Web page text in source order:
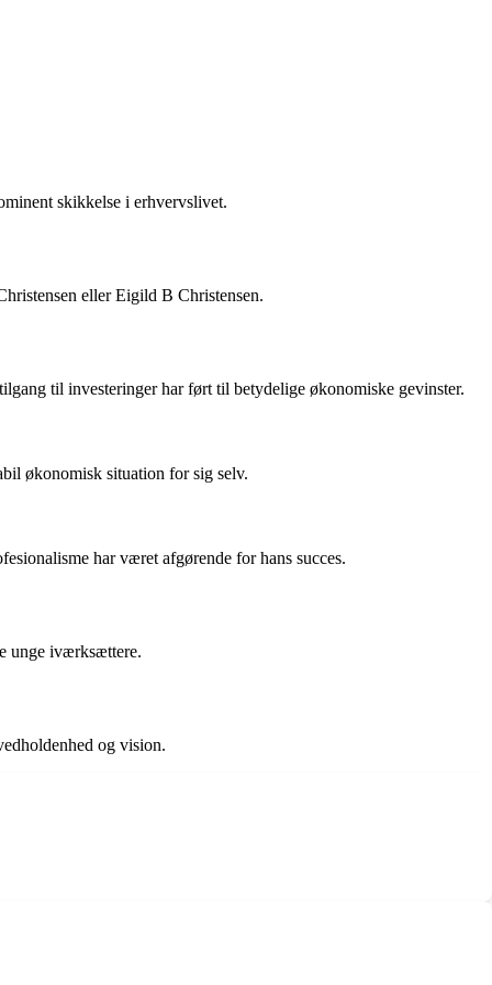
skikkelse i erhvervslivet.
eller Eigild B Christensen.
til investeringer har ført til betydelige økonomiske gevinster.
økonomisk situation for sig selv.
har været afgørende for hans succes.
unge iværksættere.
og vision.